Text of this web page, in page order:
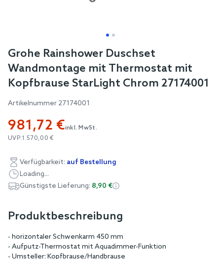
Skip
to
beginning
of
images
gallery
Grohe Rainshower Duschset
Wandmontage mit Thermostat mit
Kopfbrause StarLight Chrom 27174001
Artikelnummer 27174001
981,72 €inkl. MwSt.
UVP:1.570,00 €
Verfügbarkeit: auf Bestellung
Loading...
Günstigste Lieferung: 8,90 €
Produktbeschreibung
- horizontaler Schwenkarm 450 mm
- Aufputz-Thermostat mit Aquadimmer-Funktion
- Umsteller: Kopfbrause/Handbrause